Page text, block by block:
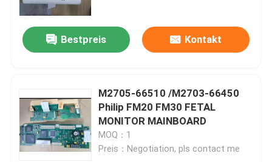
Über uns
Werksbesichtigung
Qualitätskontrolle
Kontakt mit uns
Bestpreis Kontakt
M2705-66510 /M2703-66450
Philip FM20 FM30 FETAL
MONITOR MAINBOARD
MOQ：1
Preis：Negotiation, pls contact me